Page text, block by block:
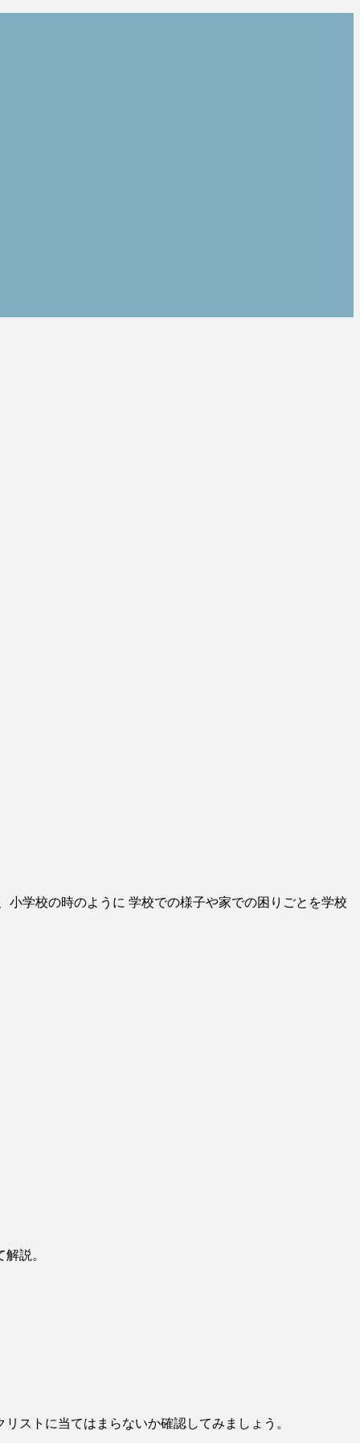
学校の時のように 学校での様子や家での困りごとを学校
説。
ストに当てはまらないか確認してみましょう。